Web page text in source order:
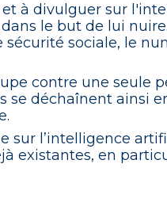
à divulguer sur
le but de lui
sociale, le
contre une seule
se déchaînent ainsi
sur l’intelligence
existantes, en